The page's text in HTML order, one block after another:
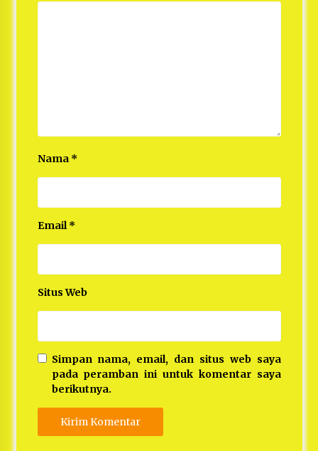
Nama *
Email*
Situs Web
Simpan nama, email, dan situs web saya
pada peramban ini untuk komentar saya
berikutnya.